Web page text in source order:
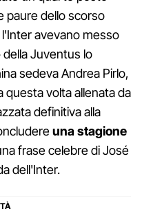
paure dello scorso
avevano messo
Juventus lo
sedeva Andrea Pirlo,
volta allenata da
definitiva alla
una stagione
frase celebre di José
dell'Inter.